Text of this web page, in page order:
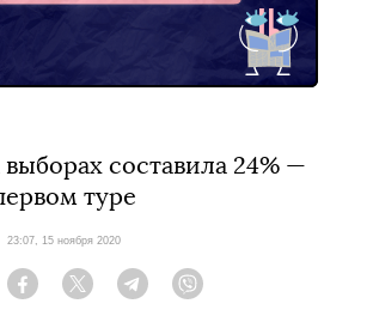
составила 24% —
туре
Дата:
23:07, 15 ноября 2020
Facebook Twitter Telegram